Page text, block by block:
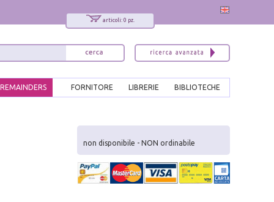
articoli: 0 pz.
BIBLIOTECHE
LIBRERIE
FORNITORE
REMAINDERS
non disponibile - NON ordinabile
x
Interessato ai nostri libri?
Allora iscriviti alla nostra newsletter!
Sarai informato delle nostre novità, potrai
comunque cancellarti quando desideri.